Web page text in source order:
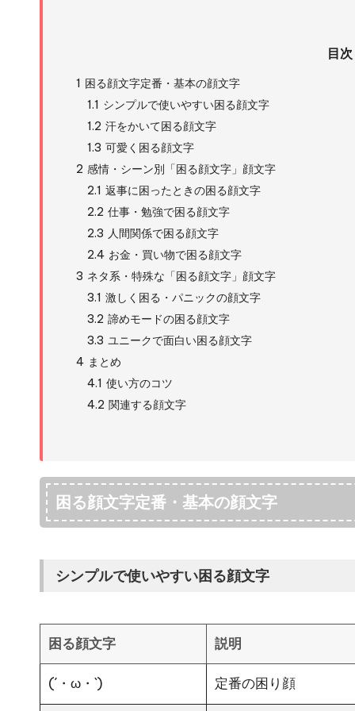
目次
1 困る顔文字定番・基本の顔文字
1.1 シンプルで使いやすい困る顔文字
1.2 汗をかいて困る顔文字
1.3 可愛く困る顔文字
2 感情・シーン別「困る顔文字」顔文字
2.1 返事に困ったときの困る顔文字
2.2 仕事・勉強で困る顔文字
2.3 人間関係で困る顔文字
2.4 お金・買い物で困る顔文字
3 ネタ系・特殊な「困る顔文字」顔文字
3.1 激しく困る・パニックの顔文字
3.2 諦めモードの困る顔文字
3.3 ユニークで面白い困る顔文字
4 まとめ
4.1 使い方のコツ
4.2 関連する顔文字
困る顔文字定番・基本の顔文字
シンプルで使いやすい困る顔文字
困る顔文字 説明
(´・ω・`) 定番の困り顔